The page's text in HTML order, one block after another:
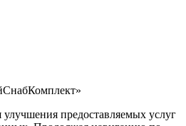
предоставляемых услуг